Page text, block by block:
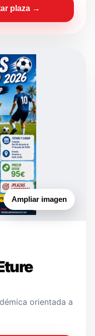
plaza →
Ampliar imagen
orientada a